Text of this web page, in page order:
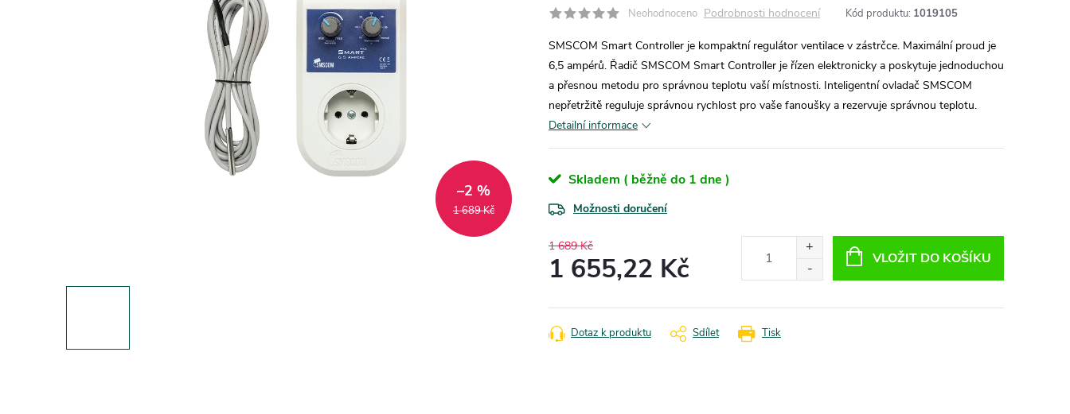
1 689 Kč
–2 %
Neohodnoceno Podrobnosti hodnocení Kód produktu: 1019105
SMSCOM Smart Controller je kompaktní regulátor ventilace v zástrčce. Maximální proud je
6,5 ampérů. Řadič SMSCOM Smart Controller je řízen elektronicky a poskytuje jednoduchou
a přesnou metodu pro správnou teplotu vaší místnosti. Inteligentní ovladač SMSCOM
nepřetržitě reguluje správnou rychlost pro vaše fanoušky a rezervuje správnou teplotu.
Detailní informace
Skladem ( běžně do 1 dne )
Možnosti doručení
1 689 Kč
1 655,22 Kč
cena:
VLOŽIT DO KOŠÍKU
Tisk
Dotaz k produktu Sdílet